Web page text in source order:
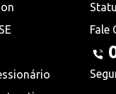
Fale